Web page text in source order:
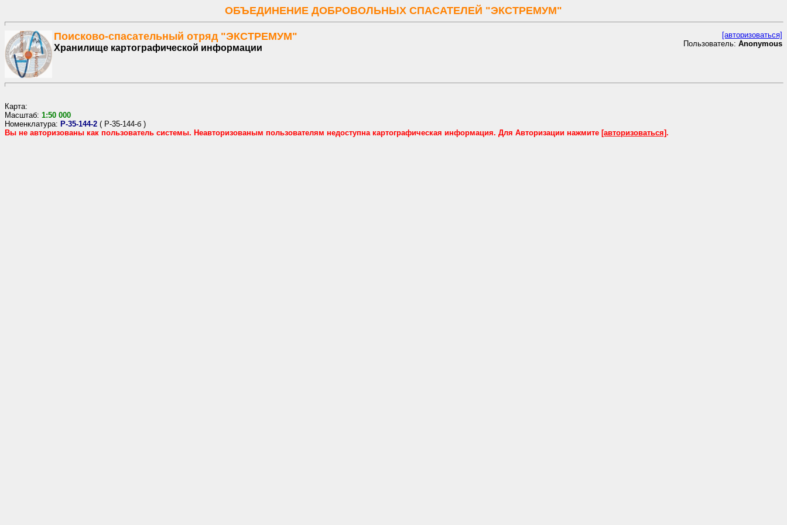
ОБЪЕДИНЕНИЕ ДОБРОВОЛЬНЫХ СПАСАТЕЛЕЙ "ЭКСТРЕМУМ"
Поисково-спасательный отряд "ЭКСТРЕМУМ"
Хранилище картографической информации
[авторизоваться]
Пользователь: Anonymous
Карта:
Масштаб: 1:50 000
Номенклатура: P-35-144-2 ( P-35-144-б )
Вы не авторизованы как пользователь системы. Неавторизованым пользователям недоступна картографическая информация. Для Авторизации нажмите [авторизоваться].